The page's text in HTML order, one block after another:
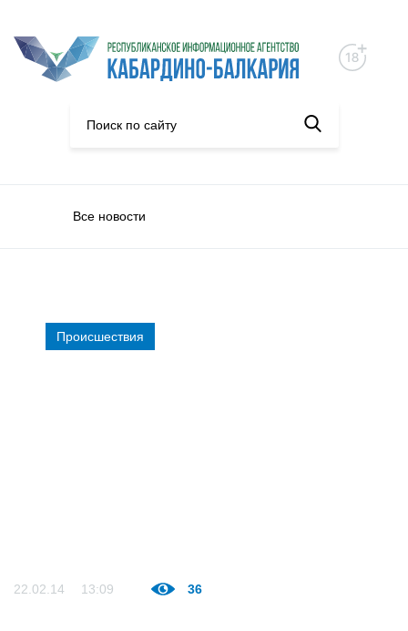
Все новости
Происшествия
22.02.14 13:09 36